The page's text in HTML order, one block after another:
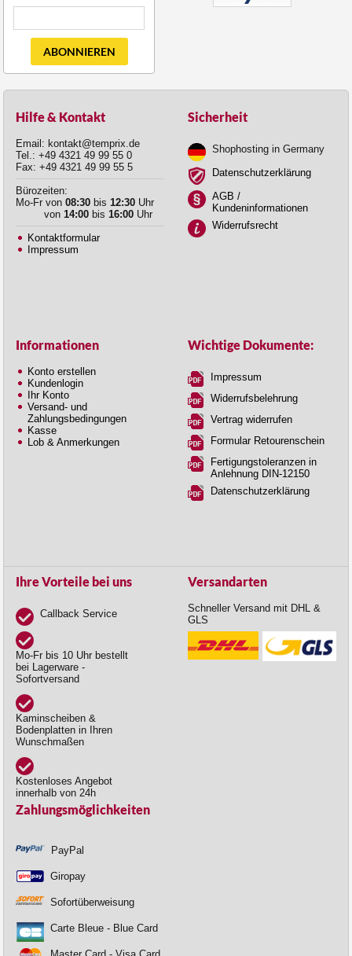
ABONNIEREN
Hilfe & Kontakt
Email: kontakt@temprix.de
Tel.: +49 4321 49 99 55 0
Fax: +49 4321 49 99 55 5
Bürozeiten:
Mo-Fr von 08:30 bis 12:30 Uhr
von 14:00 bis 16:00 Uhr
Kontaktformular
Impressum
Sicherheit
Shophosting in Germany
Datenschutzerklärung
AGB /
Kundeninformationen
Widerrufsrecht
Informationen
Konto erstellen
Kundenlogin
Ihr Konto
Versand- und
Zahlungsbedingungen
Kasse
Lob & Anmerkungen
Wichtige Dokumente:
Impressum
Widerrufsbelehrung
Vertrag widerrufen
Formular Retourenschein
Fertigungstoleranzen in
Anlehnung DIN-12150
Datenschutzerklärung
Ihre Vorteile bei uns
Callback Service
Mo-Fr bis 10 Uhr bestellt
bei Lagerware -
Sofortversand
Kaminscheiben &
Bodenplatten in Ihren
Wunschmaßen
Kostenloses Angebot
innerhalb von 24h
Versandarten
Schneller Versand mit DHL &
GLS
Zahlungsmöglichkeiten
PayPal
Giropay
Sofortüberweisung
Carte Bleue - Blue Card